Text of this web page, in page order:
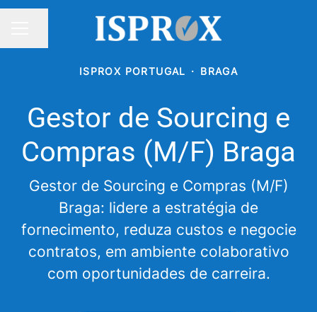
MENU DE CARREIRAS
Partilhar página
ISPROX PORTUGAL · BRAGA
Gestor de Sourcing e
Compras (M/F) Braga
Gestor de Sourcing e Compras (M/F)
Braga: lidere a estratégia de
fornecimento, reduza custos e negocie
contratos, em ambiente colaborativo
com oportunidades de carreira.